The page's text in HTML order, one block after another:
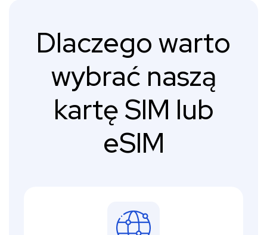
Dlaczego warto
wybrać naszą
kartę SIM lub
eSIM